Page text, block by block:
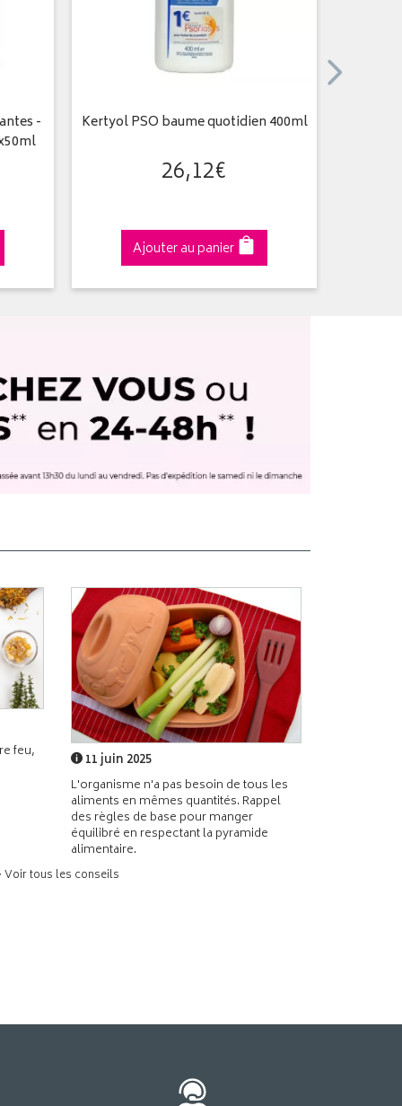
-
Kertyol PSO baume quotidien 400ml
26,12€
Ajouter au panier
feu,
11 juin 2025
L'organisme n'a pas besoin de tous les
aliments en mêmes quantités. Rappel
des règles de base pour manger
équilibré en respectant la pyramide
alimentaire.
Voir tous les conseils